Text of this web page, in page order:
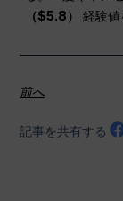
（$5.8）
経験
前へ
記事を共有する